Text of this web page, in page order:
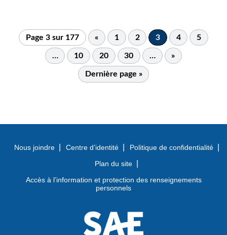
Page 3 sur 177 « 1 2 3 4 5
… 10 20 30 … »
Dernière page »
Nous joindre Centre d’identité
Politique de confidentialité
Plan du site
Accès à l’information et protection des renseignements
personnels